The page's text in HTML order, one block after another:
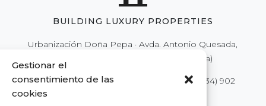
Gestionar el
consentimiento de las
cookies
BUILDING LUXURY PROPERTIES
Urbanización Doña Pepa · Avda. Antonio Quesada,
nº59 · 03170 Rojales (Alicante - España)
Tel.(34) 902 111 777·(34) 966 718 686 | Fax
(34) 902